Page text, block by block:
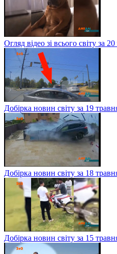
Огляд відео зі всього світу за
Добірка новин світу за 19
Добірка новин світу за 18
Добірка новин світу за 15